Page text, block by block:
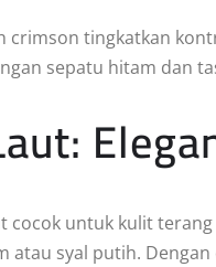
crimson tingkatkan
sepatu hitam dan
cocok untuk kulit
atau syal putih.